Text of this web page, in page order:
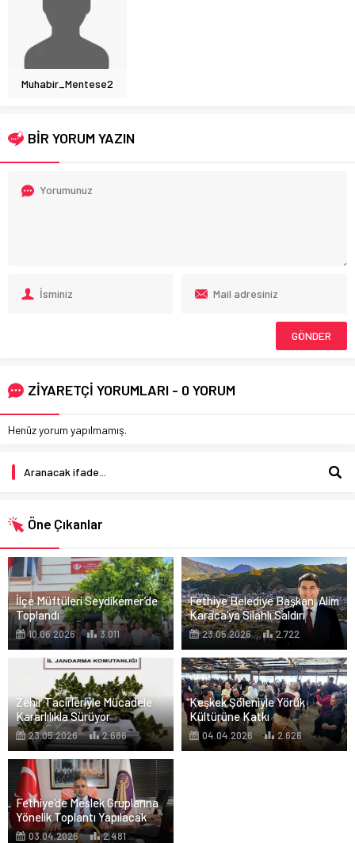
Muhabir_Mentese2
BİR YORUM YAZIN
ZİYARETÇİ YORUMLARI - 0 YORUM
Henüz yorum yapılmamış.
Öne Çıkanlar
İlçe Müftüleri Seydikemer’de
Toplandı
10.06.2026 3.011
Fethiye Belediye Başkanı Alim
Karaca’ya Silahlı Saldırı
23.05.2026 2.722
Zehir Tacirleriyle Mücadele
Kararlılıkla Sürüyor
23.05.2026 2.686
Keşkek Şöleniyle Yörük
Kültürüne Katkı
04.04.2026 2.626
Fethiye’de Meslek Gruplarına
Yönelik Toplantı Yapılacak
03.04.2026 2.481